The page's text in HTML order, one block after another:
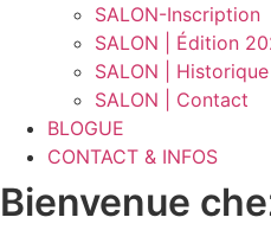
SALON-Inscription
SALON | Édition
SALON | Historique
SALON | Contact
BLOGUE
CONTACT & INFOS
Bienvenue